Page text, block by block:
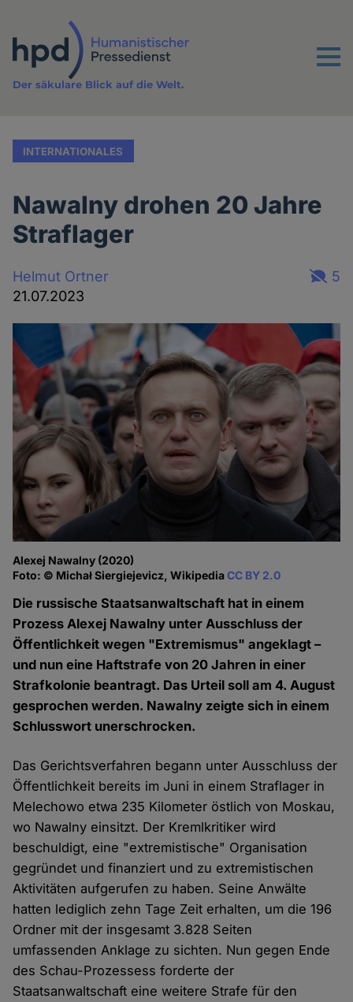
Inhalt
Menu
Der säkulare Blick auf die Welt.
INTERNATIONALES
Nawalny drohen 20 Jahre
Straflager
Helmut Ortner
21.07.2023
5
Alexej Nawalny (2020)
Foto: © Michał Siergiejevicz, WikipediaCC BY 2.0
Die russische Staatsanwaltschaft hat in einem
Prozess Alexej Nawalny unter Ausschluss der
Öffentlichkeit wegen "Extremismus" angeklagt –
und nun eine Haftstrafe von 20 Jahren in einer
Strafkolonie beantragt. Das Urteil soll am 4. August
gesprochen werden. Nawalny zeigte sich in einem
Schlusswort unerschrocken.
Das Gerichtsverfahren begann unter Ausschluss der
Öffentlichkeit bereits im Juni in einem Straflager in
Melechowo etwa 235 Kilometer östlich von Moskau,
wo Nawalny einsitzt. Der Kremlkritiker wird
beschuldigt, eine "extremistische" Organisation
gegründet und finanziert und zu extremistischen
Aktivitäten aufgerufen zu haben. Seine Anwälte
hatten lediglich zehn Tage Zeit erhalten, um die 196
Ordner mit der insgesamt 3.828 Seiten
umfassenden Anklage zu sichten. Nun gegen Ende
des Schau-Prozessess forderte der
Staatsanwaltschaft eine weitere Strafe für den